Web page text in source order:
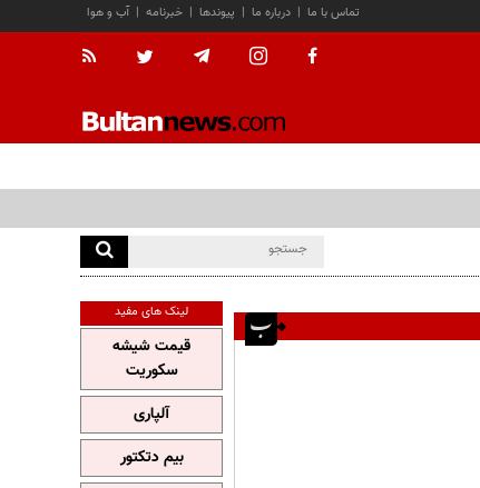
آب و هوا | خبرنامه | پیوندها | درباره ما | تماس با ما
لینک های مفید
قیمت شیشه
سکوریت
آلپاری
بیم دتکتور